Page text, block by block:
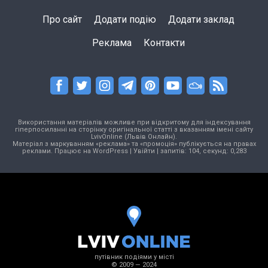
Про сайт Додати подію Додати заклад
Реклама Контакти
Використання матеріалів можливе при відкритому для індексування
гіперпосиланні на сторінку оригінальної статті з вказанням імені сайту
LvivOnline (Львів Онлайн).
Матеріал з маркуванням «реклама» та «промоція» публікується на правах
реклами. Працює на WordPress| Увійти | запитів: 104, секунд: 0,283
путівник подіями у місті
© 2009 — 2024